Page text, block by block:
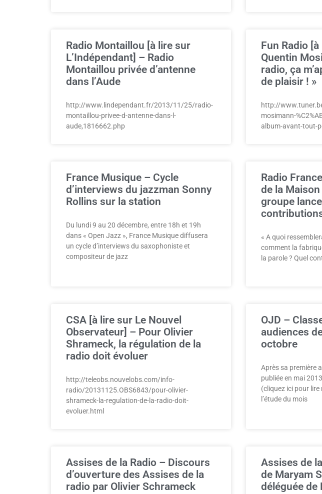
Radio Montaillou [à lire sur
L’Indépendant] – Radio
Montaillou privée d’antenne
dans l’Aude
http://www.lindependant.fr/2013/11/25/radio-
montaillou-privee-d-antenne-dans-l-
aude,1816662.php
Fun Radio
Quentin
radio, ça
de plaisir ! »
http://
mosimann-
album-avant-tout-
France Musique – Cycle
d’interviews du jazzman Sonny
Rollins sur la station
Du lundi 9 au 20 décembre, entre 18h et 19h
dans « Open Jazz », France Musique diffusera
un cycle d’interviews du saxophoniste et
compositeur de jazz
Radio
de la
groupe
« A quoi
comment la
la parole ? Quel
CSA [à lire sur Le Nouvel
Observateur] – Pour Olivier
Shrameck, la régulation de la
radio doit évoluer
http://teleobs.nouvelobs.com/info-
radio/20131125.OBS6843/pour-olivier-
shrameck-la-regulation-de-la-radio-doit-
evoluer.html
OJD –
audiences
octobre
Après sa première
publiée en mai
(cliquez ici pour
l’étude du mois
Assises de la Radio – Discours
d’ouverture des Assises de la
radio par Olivier Schrameck
Assises de
de Maryam
déléguée de